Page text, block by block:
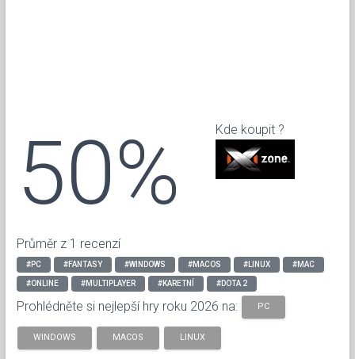
50%
Průměr z 1 recenzí
Kde koupit ?
#PC #FANTASY #WINDOWS #MACOS #LINUX #MAC
#ONLINE #MULTIPLAYER #KARETNÍ #DOTA 2
Prohlédněte si nejlepší hry roku 2026 na: PC
WINDOWS MACOS LINUX